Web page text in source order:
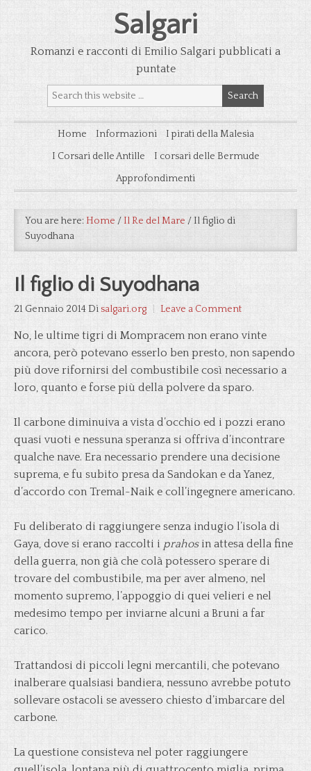
Salgari
Romanzi e racconti di Emilio Salgari pubblicati a
puntate
Home Informazioni
I pirati della Malesia
I Corsari delle Antille
I corsari delle Bermude
Approfondimenti
You are here: Home /Il Re del Mare / Il figlio di
Suyodhana
Il figlio di Suyodhana
21 Gennaio 2014 Di salgari.org Leave a Comment
No, le ultime tigri di Mompracem non erano vinte
ancora, però potevano esserlo ben presto, non sapendo
più dove rifornirsi del combustibile così necessario a
loro, quanto e forse più della polvere da sparo.
Il carbone diminuiva a vista d’occhio ed i pozzi erano
quasi vuoti e nessuna speranza si offriva d’incontrare
qualche nave. Era necessario prendere una decisione
suprema, e fu subito presa da Sandokan e da Yanez,
d’accordo con Tremal-Naik e coll’ingegnere americano.
Fu deliberato di raggiungere senza indugio l’isola di
Gaya, dove si erano raccolti i prahos in attesa della fine
della guerra, non già che colà potessero sperare di
trovare del combustibile, ma per aver almeno, nel
momento supremo, l’appoggio di quei velieri e nel
medesimo tempo per inviarne alcuni a Bruni a far
carico.
Trattandosi di piccoli legni mercantili, che potevano
inalberare qualsiasi bandiera, nessuno avrebbe potuto
sollevare ostacoli se avessero chiesto d’imbarcare del
carbone.
La questione consisteva nel poter raggiungere